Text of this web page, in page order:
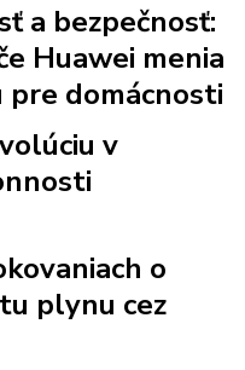
a bezpečnosť:
Huawei menia
domácnosti
v
o
plynu cez